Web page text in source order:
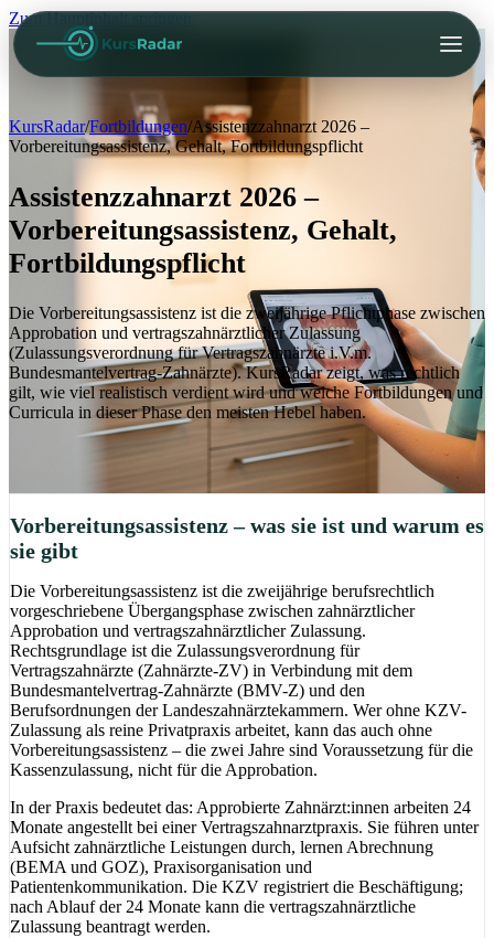
Zum Hauptinhalt springen
KursRadar/Fortbildungen/Assistenzzahnarzt 2026 –
Vorbereitungsassistenz, Gehalt, Fortbildungspflicht
Assistenzzahnarzt 2026 –
Vorbereitungsassistenz, Gehalt,
Fortbildungspflicht
Die Vorbereitungsassistenz ist die zweijährige Pflichtphase zwischen
Approbation und vertragszahnärztlicher Zulassung
(Zulassungsverordnung für Vertragszahnärzte i.V.m.
Bundesmantelvertrag-Zahnärzte). KursRadar zeigt, was rechtlich
gilt, wie viel realistisch verdient wird und welche Fortbildungen und
Curricula in dieser Phase den meisten Hebel haben.
Vorbereitungsassistenz – was sie ist und warum es
sie gibt
Die Vorbereitungsassistenz ist die zweijährige berufsrechtlich
vorgeschriebene Übergangsphase zwischen zahnärztlicher
Approbation und vertragszahnärztlicher Zulassung.
Rechtsgrundlage ist die Zulassungsverordnung für
Vertragszahnärzte (Zahnärzte-ZV) in Verbindung mit dem
Bundesmantelvertrag-Zahnärzte (BMV-Z) und den
Berufsordnungen der Landeszahnärztekammern. Wer ohne KZV-
Zulassung als reine Privatpraxis arbeitet, kann das auch ohne
Vorbereitungsassistenz – die zwei Jahre sind Voraussetzung für die
Kassenzulassung, nicht für die Approbation.
In der Praxis bedeutet das: Approbierte Zahnärzt:innen arbeiten 24
Monate angestellt bei einer Vertragszahnarztpraxis. Sie führen unter
Aufsicht zahnärztliche Leistungen durch, lernen Abrechnung
(BEMA und GOZ), Praxisorganisation und
Patientenkommunikation. Die KZV registriert die Beschäftigung;
nach Ablauf der 24 Monate kann die vertragszahnärztliche
Zulassung beantragt werden.